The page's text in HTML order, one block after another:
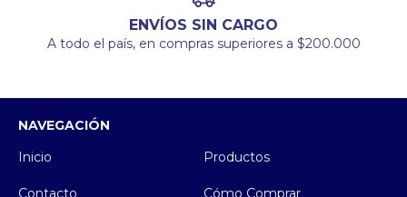
ENVÍOS SIN CARGO
A todo el país, en compras superiores a $200.000
NAVEGACIÓN
Inicio
Productos
Contacto Cómo Comprar